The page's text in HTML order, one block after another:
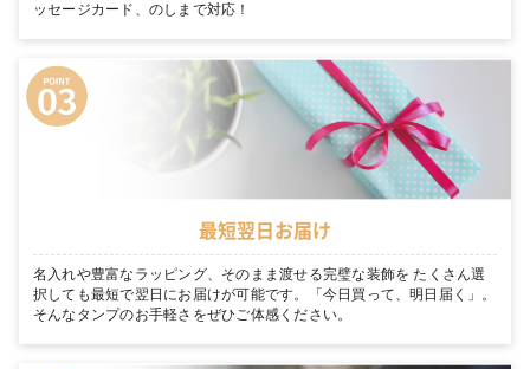
ッセージカード、のしまで対応！
最短翌日お届け
名入れや豊富なラッピング、そのまま渡せる完璧な装飾を たくさん選
択しても最短で翌日にお届けが可能です。「今日買って、明日届く」。
そんなタンプのお手軽さをぜひご体感ください。